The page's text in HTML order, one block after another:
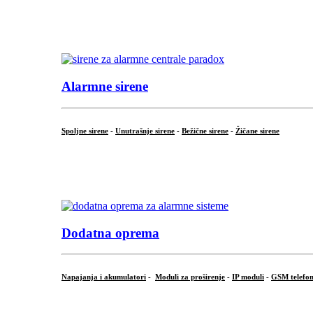
Alarmne sirene
Spoljne sirene - Unutrašnje sirene - Bežične sirene - Žičane sirene
Dodatna oprema
Napajanja i akumulatori - Moduli za proširenje - IP moduli - GSM